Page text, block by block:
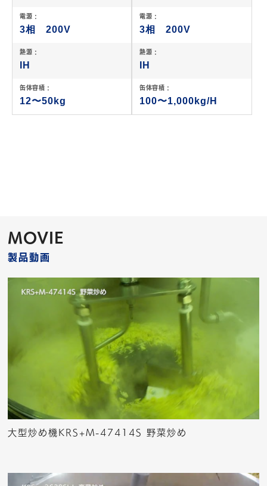
電源 :
3相 200V
熱源 :
IH
缶体容積 :
12〜50kg
電源 :
3相 200V
熱源 :
IH
缶体容積 :
100〜1,000kg/H
MOVIE
製品動画
大型炒め機KRS+M-47414S 野菜炒め